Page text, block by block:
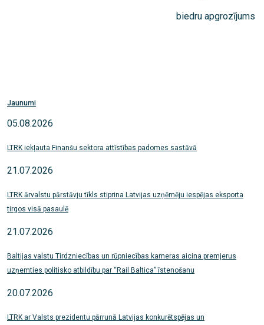
biedru apgrozījums
Jaunumi
05.08.2026
LTRK iekļauta Finanšu sektora attīstības padomes sastāvā
21.07.2026
LTRK ārvalstu pārstāvju tīkls stiprina Latvijas uzņēmēju iespējas eksporta
tirgos visā pasaulē
21.07.2026
Baltijas valstu Tirdzniecības un rūpniecības kameras aicina premjerus
uzņemties politisko atbildību par “Rail Baltica” īstenošanu
20.07.2026
LTRK ar Valsts prezidentu pārrunā Latvijas konkurētspējas un